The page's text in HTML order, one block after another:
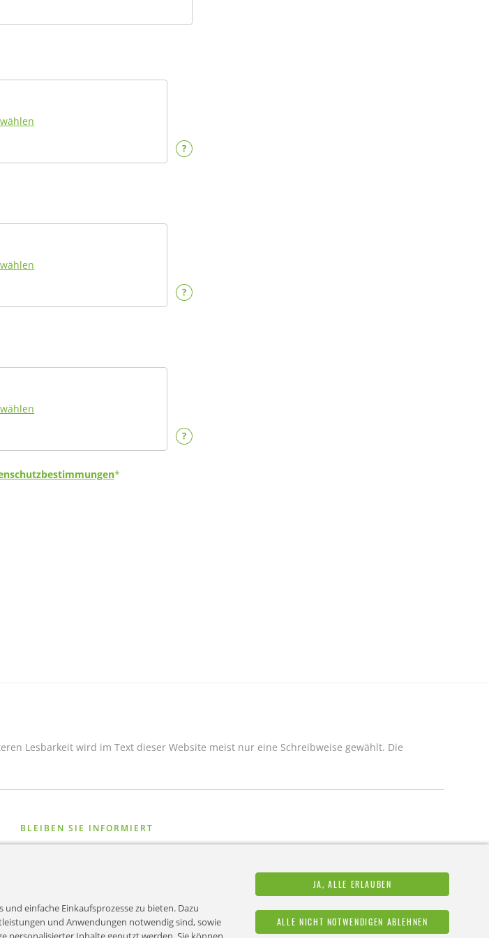
*
Lesbarkeit wird im Text dieser Website meist nur eine Schreibweise gewählt. Die
BLEIBEN SIE INFORMIERT
wieder abmelden.
einfache Einkaufsprozesse zu bieten. Dazu
und Anwendungen notwendig sind, sowie
JA, ALLE ERLAUBEN
ALLE NICHT NOTWENDIGEN ABLEHNEN